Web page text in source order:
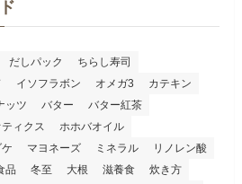
だしパック
ちらし寿司
イソフラボン オメガ3
カテキン
ッツ バター
バター紅茶
ィクス
ホホバオイル
マヨネーズ ミネラル
リノレン酸
品 冬至 大根 滋養食
炊き方